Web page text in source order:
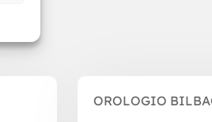
OROLOGIO